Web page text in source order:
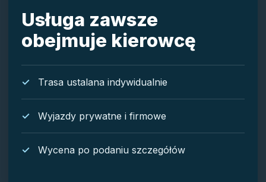
Usługa zawsze
obejmuje kierowcę
Trasa ustalana indywidualnie
Wyjazdy prywatne i firmowe
Wycena po podaniu szczegółów